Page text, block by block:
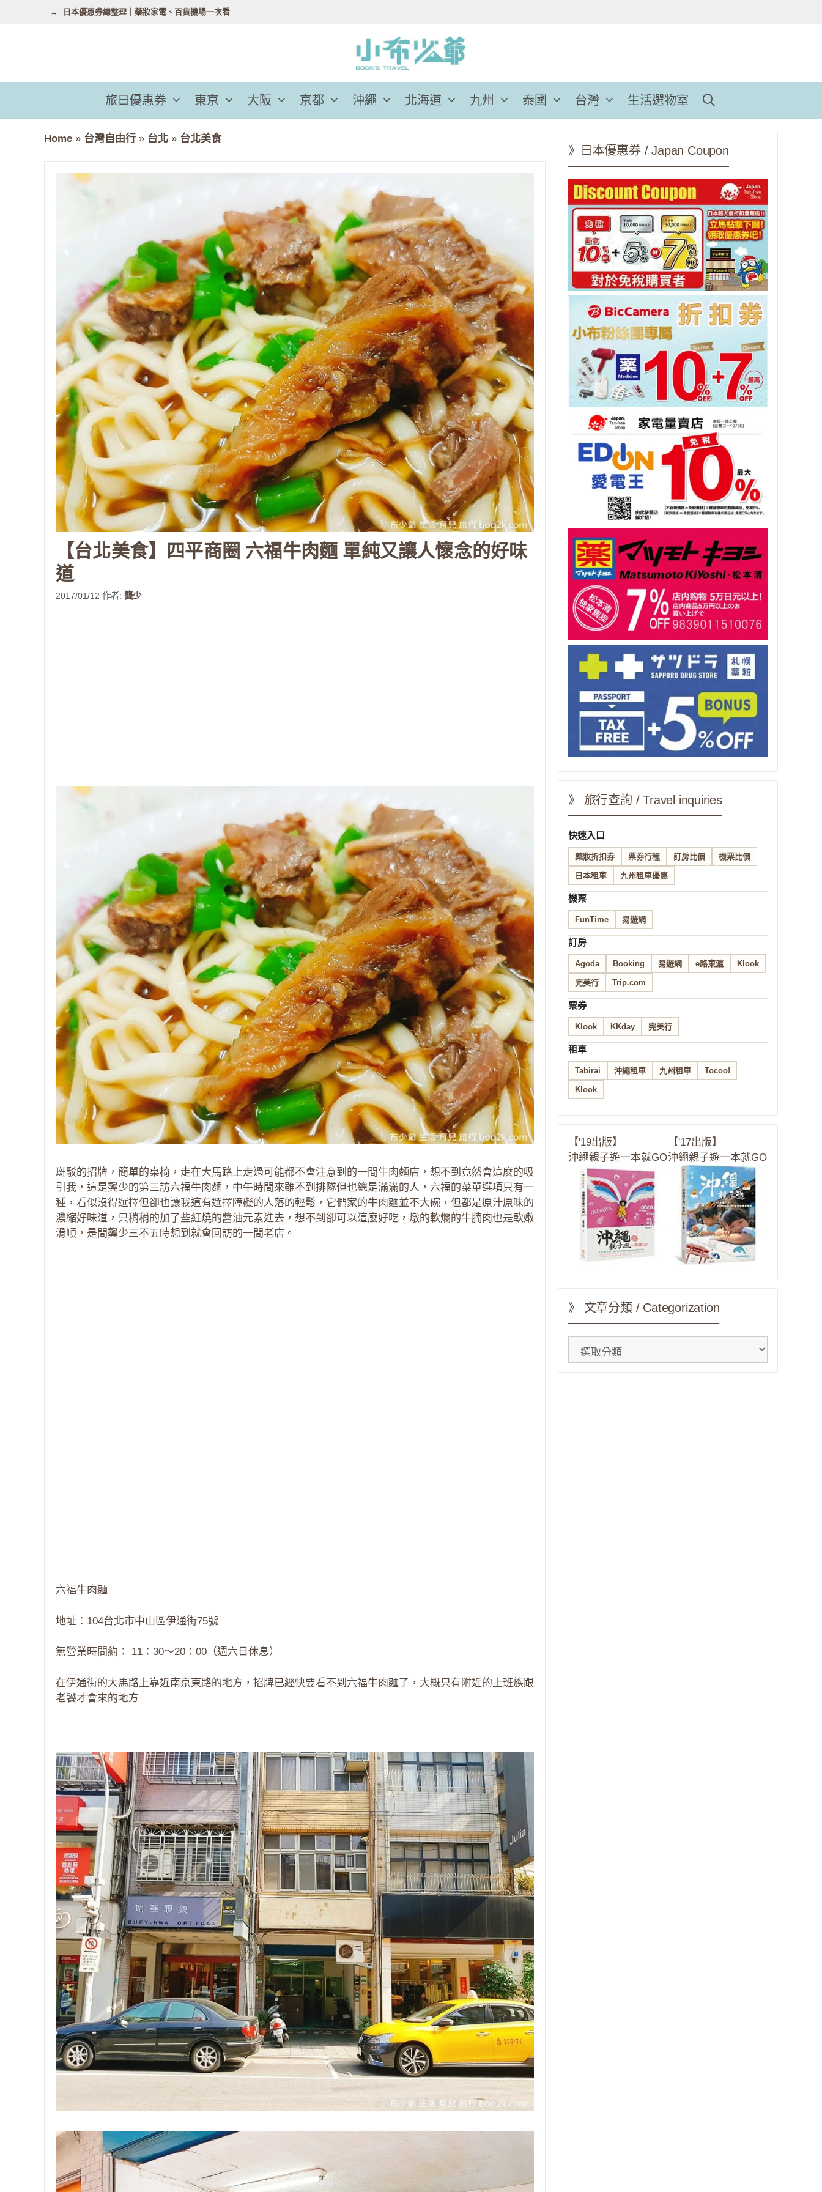
容
日本優惠券總整理｜藥妝家電、百貨機場一次看
旅日優惠券 東京 大阪 京都 沖繩 北海道 九州 泰國 台灣 生活選物室
Home » 台灣自由行 » 台北 » 台北美食
【台北美食】四平商圈 六福牛肉麵 單純又讓人懷念的好味
道
2017/01/12 作者: 龔少
斑駁的招牌，簡單的桌椅，走在大馬路上走過可能都不會注意到的一間牛肉麵店，想不到竟然會這麼的吸
引我，這是龔少的第三訪六福牛肉麵，中午時間來雖不到排隊但也總是滿滿的人，六福的菜單選項只有一
種，看似沒得選擇但卻也讓我這有選擇障礙的人落的輕鬆，它們家的牛肉麵並不大碗，但都是原汁原味的
濃縮好味道，只稍稍的加了些紅燒的醬油元素進去，想不到卻可以這麼好吃，燉的軟爛的牛腩肉也是軟嫩
滑順，是間龔少三不五時想到就會回訪的一間老店。
六福牛肉麵
地址：104台北市中山區伊通街75號
無營業時間約： 11：30～20：00（週六日休息）
在伊通街的大馬路上靠近南京東路的地方，招牌已經快要看不到六福牛肉麵了，大概只有附近的上班族跟
老饕才會來的地方
》日本優惠券 / Japan Coupon
》 旅行查詢 / Travel inquiries
快速入口
藥妝折扣券 票券行程 訂房比價 機票比價
日本租車 九州租車優惠
機票
FunTime 易遊網
訂房
Agoda Booking 易遊網 e路東瀛 Klook
完美行 Trip.com
票券
Klook KKday 完美行
租車
Tabirai 沖繩租車 九州租車 Tocoo!
Klook
【'19出版】
沖繩親子遊一本就GO
【'17出版】
沖繩親子遊一本就GO
》 文章分類 / Categorization